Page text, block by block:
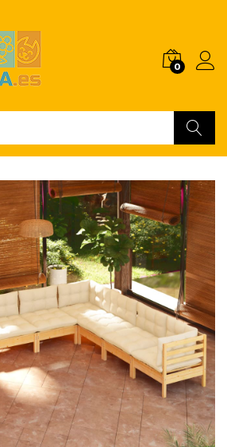
0